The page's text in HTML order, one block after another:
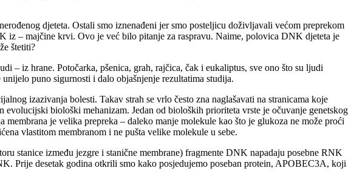
djeteta. Ostali smo iznenađeni jer smo posteljicu doživljavali većom preprekom
iz – majčine krvi. Ovo je već bilo pitanje za raspravu. Naime, polovica DNK djeteta je
štetiti?
– iz hrane. Potočarka, pšenica, grah, rajčica, čak i eukaliptus, sve ono što su ljudi
puno sigurnosti i dalo objašnjenje rezultatima studija.
izazivanja bolesti. Takav strah se vrlo često zna naglašavati na stranicama koje
biološki mehanizam. Jedan od bioloških prioriteta vrste je očuvanje genetskog
je velika prepreka – daleko manje molekule kao što je glukoza ne može proći
vlastitom membranom i ne pušta velike molekule u sebe.
stanice između jezgre i stanične membrane) fragmente DNK napadaju posebne RNK
Prije desetak godina otkrili smo kako posjedujemo poseban protein, APOBEC3A, koji